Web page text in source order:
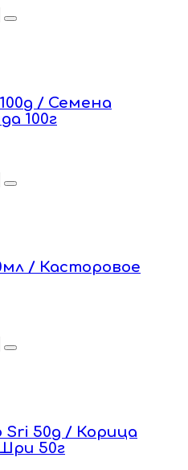
/ Семена
100г
/ Касторовое
Sri 50g / Корица
50г